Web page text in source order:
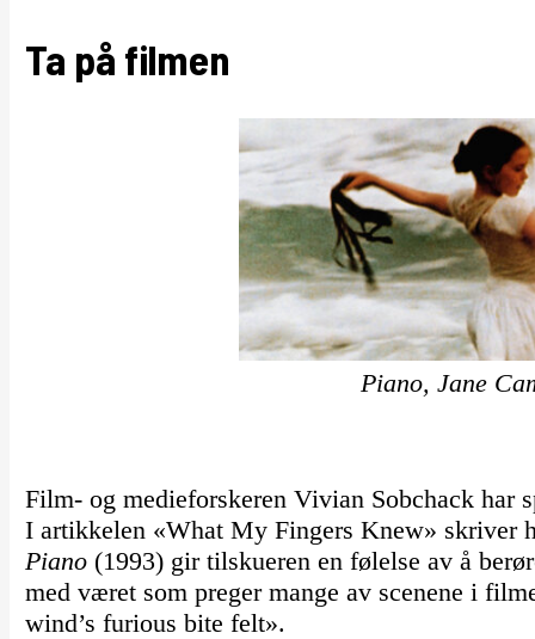
Ta på filmen
Piano, Jane
Film- og medieforskeren Vivian Sobchack har
I artikkelen «What My Fingers Knew» skriver
Piano(1993) gir tilskueren en følelse av å
med været som preger mange av scenene i
wind’s furious bite felt».